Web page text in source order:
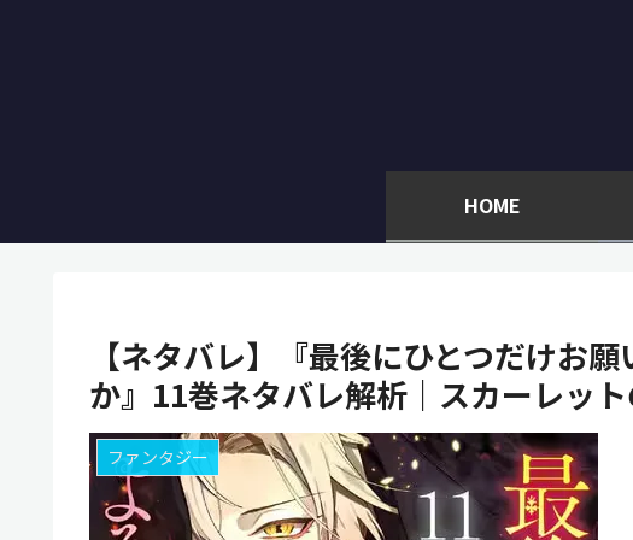
HOME
【ネタバレ】『最後にひとつだけお
か』11巻ネタバレ解析｜スカーレッ
ファンタジー